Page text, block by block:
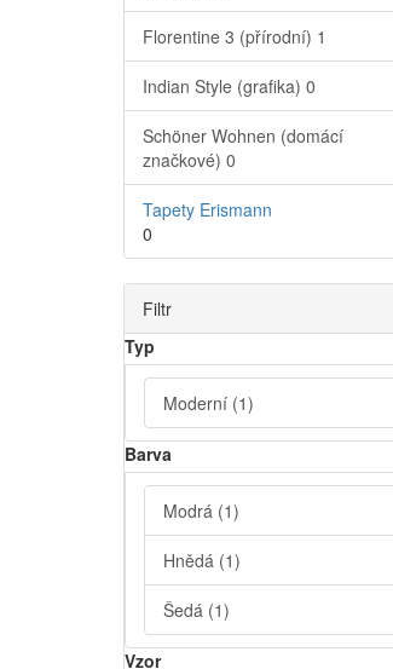
Florentine 3 (přírodní) 1
Indian Style (grafika) 0
Schöner Wohnen (domácí
značkové) 0
Tapety Erismann
0
Filtr
Typ
Moderní (1)
Barva
Modrá (1)
Hnědá (1)
Šedá (1)
Vzor